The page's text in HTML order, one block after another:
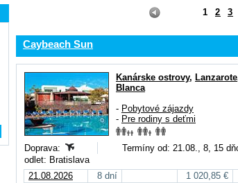
1 2 3
Caybeach Sun
Kanárske ostrovy, Lanzarote
Blanca
- Pobytové zájazdy
- Pre rodiny s deťmi
Doprava:
Termíny od: 21.08., 8, 15
odlet: Bratislava
21.08.2026
8 dní 1 020,85 €